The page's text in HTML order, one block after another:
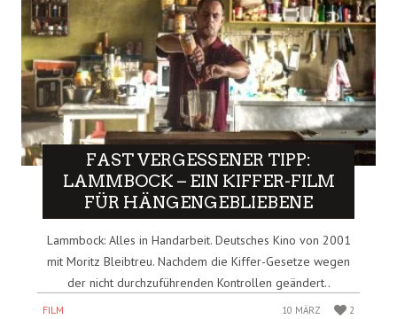
FAST VERGESSENER TIPP:
LAMMBOCK – EIN KIFFER-FILM
FÜR HÄNGENGEBLIEBENE
Lammbock: Alles in Handarbeit. Deutsches Kino von 2001
mit Moritz Bleibtreu. Nachdem die Kiffer-Gesetze wegen
der nicht durchzuführenden Kontrollen geändert..
FILM 10 MÄRZ 2